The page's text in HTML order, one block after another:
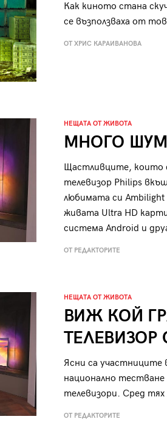
Как киното стана
се възползваха от
ОТ ХРИС КАРАИВАНОВА
НЕЩАТА ОТ ЖИВОТА
МНОГО ШУМ
Щастливците, които
телевизор Philips
любимата си Ambilight
живата Ultra HD
система Android и
ОТ РЕДАКТОРИТЕ
НЕЩАТА ОТ ЖИВОТА
ВИЖ КОЙ
ТЕЛЕВИЗОР
Ясни са участниците
националнo
телевизори. Сред тях
ОТ РЕДАКТОРИТЕ